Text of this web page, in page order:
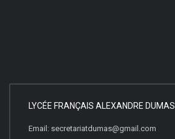
LYCÉE FRANÇAIS ALEXANDRE DUMAS
Email: secretariatdumas@gmail.com